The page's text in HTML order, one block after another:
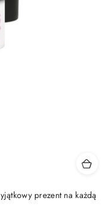
prezent na każdą